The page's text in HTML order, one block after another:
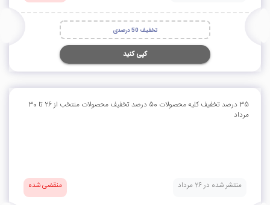
تخفیف 50 درصدی
کپی کنید
35 درصد تخفیف کلیه محصولات 50 درصد تخفیف محصولات منتخب از 26 تا 30
مرداد
منتشر شده در 26 مرداد منقضی شده